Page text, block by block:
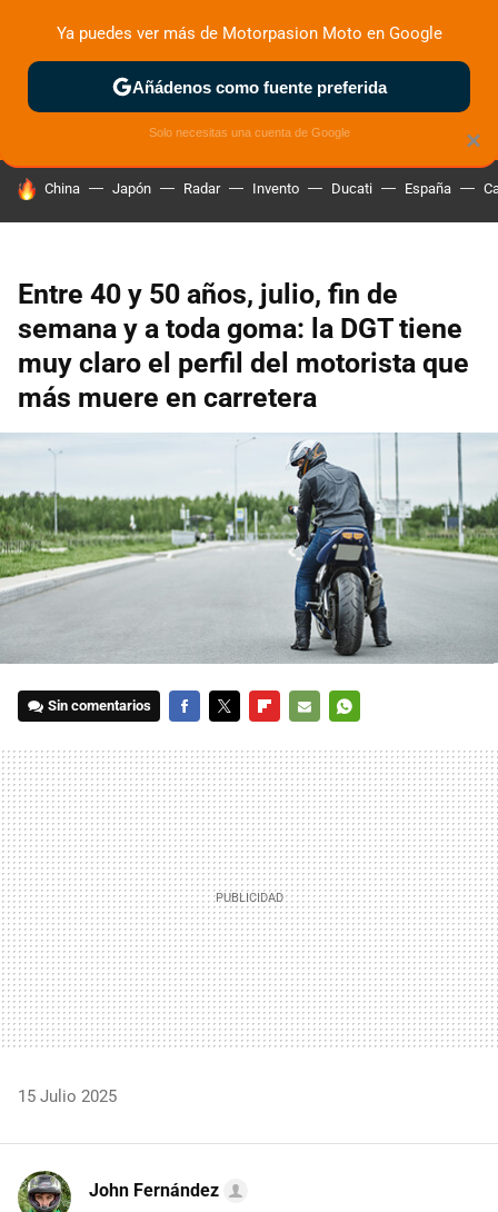
ZONA DE PRUEBAS DEPORTIVAS MOTOS ELÉCTRICAS
HOY SE HABLA DE
China Japón Radar Invento Ducati España
Entre 40 y 50 años, julio, fin de
semana y a toda goma: la DGT tiene
muy claro el perfil del motorista que
más muere en carretera
Sin comentarios
MAIL
15 Julio 2025
John Fernández
×
Ya puedes ver más de Motorpasion Moto en Google
Añádenos como fuente preferida
Solo necesitas una cuenta de Google